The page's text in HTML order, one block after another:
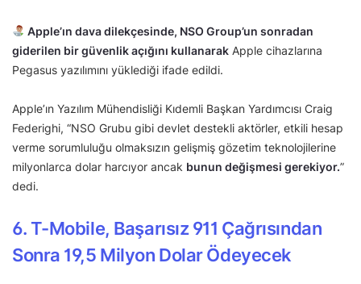
Apple’ın dava dilekçesinde, NSO Group’un sonradan
giderilen bir güvenlik açığını kullanarak Apple cihazlarına
Pegasus yazılımını yüklediği ifade edildi.
Apple’ın Yazılım Mühendisliği Kıdemli Başkan Yardımcısı Craig
Federighi, “NSO Grubu gibi devlet destekli aktörler, etkili hesap
verme sorumluluğu olmaksızın gelişmiş gözetim teknolojilerine
milyonlarca dolar harcıyor ancak bunun değişmesi gerekiyor.”
dedi.
6. T-Mobile, Başarısız 911 Çağrısından
Sonra 19,5 Milyon Dolar Ödeyecek